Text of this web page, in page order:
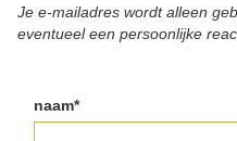
Je e-mailadres wordt alleen
eventueel een persoonlijke
naam*